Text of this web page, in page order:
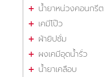
น้ำยาหน่วงคอนกรีต
เคมีโป๊ว
ผ้ายิปซั่ม
ผงเคมีอุดน้ำรั่ว
น้ำยาเคลือบ